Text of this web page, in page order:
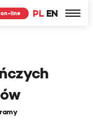
PL EN
line